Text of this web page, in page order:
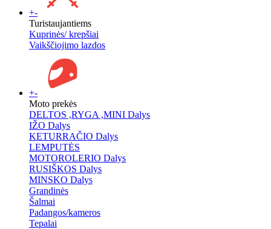
+-
Turistaujantiems
Kuprinės/ krepšiai
Vaikščiojimo lazdos
+-
Moto prekės
DELTOS ,RYGA ,MINI Dalys
IŽO Dalys
KETURRAČIO Dalys
LEMPUTĖS
MOTOROLERIO Dalys
RUSIŠKOS Dalys
MINSKO Dalys
Grandinės
Šalmai
Padangos/kameros
Tepalai